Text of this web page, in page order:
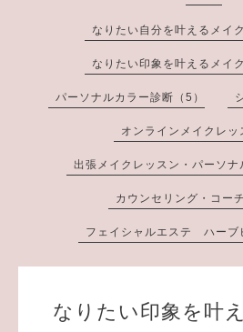
なりたい自分を叶えるメイ
なりたい印象を叶えるメイ
パーソナルカラー診断（5）
オンラインメイクレッ
出張メイクレッスン・パーソナ
カウンセリング・コー
フェイシャルエステ ハーブ
なりたい印象を叶